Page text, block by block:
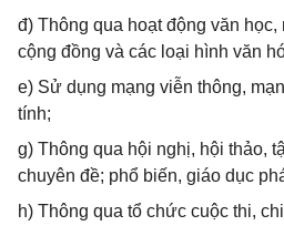
đ) Thông qua hoạt động văn học,
cộng đồng và các loại hình văn
e) Sử dụng mạng viễn thông,
tính;
g) Thông qua hội nghị, hội thảo,
chuyên đề; phổ biến, giáo dục
h) Thông qua tổ chức cuộc thi,